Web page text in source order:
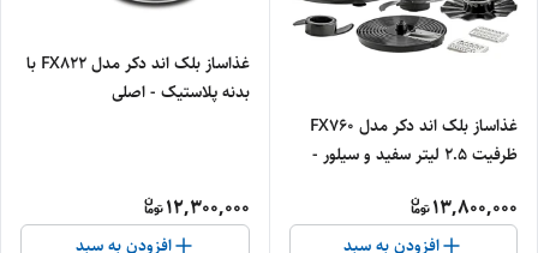
غذاساز بلک اند دکر مدل FX760
ظرفیت ۲.۵ لیتر سفید و سیلور -
13,800,000
افزودن به سبد
غذاساز بلک اند دکر مدل FX822 با
بدنه پلاستیک - اصلی
12,300,000
افزودن به سبد